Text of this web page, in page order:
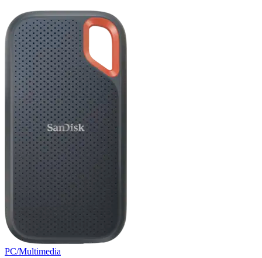
PC/Multimedia